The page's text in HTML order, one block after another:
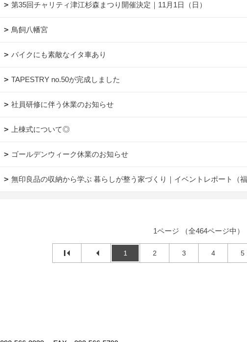
第35回チャリティ津江杉森まつり開催決定｜11月1日（日）
鳥飼八幡宮
バイクにも素敵なイタ車あり
TAPESTRY no.50が完成しました
社員研修に伴う休業のお知らせ
上棟式について◎
ゴールデンウィーク休業のお知らせ
無印良品の収納から学ぶ 暮らしが整う家づくり｜イベントレポート（
1ページ （全464ページ中）
1 2 3 4 5